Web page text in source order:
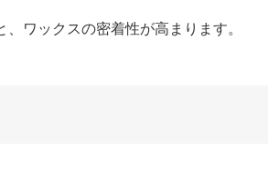
ワックスの密着性が高まります。